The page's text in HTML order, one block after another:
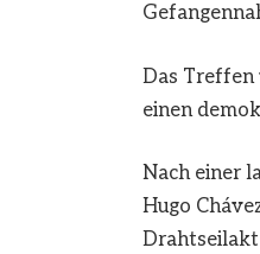
Das Treffen
einen
Nach einer
Hugo
Drahtseilakt